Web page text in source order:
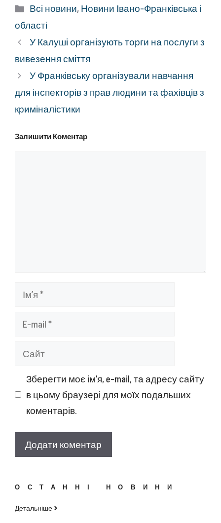
Категорії
Всі новини, Новини Івано-Франківська і
області
У Калуші організують торги на послуги з
вивезення сміття
У Франківську організували навчання
для інспекторів з прав людини та фахівців з
криміналістики
Залишити Коментар
Ім’я
Сайт
Зберегти моє ім'я, e-mail, та адресу сайту
в цьому браузері для моїх подальших
коментарів.
ОСТАННІ НОВИНИ
Детальніше